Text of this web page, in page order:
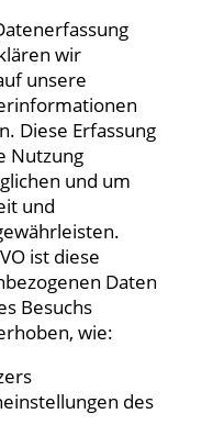
wir
unsere
Diese Erfassung
Nutzung
und um
und
ist diese
Daten
Besuchs
wie:
des